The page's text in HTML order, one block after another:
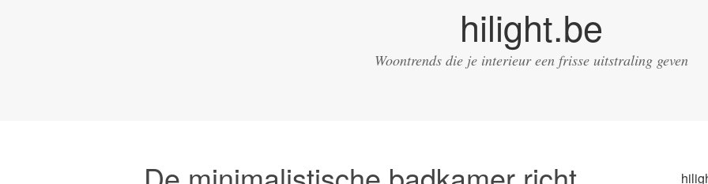
hilight.be
Woontrends die je interieur een frisse uitstraling geven